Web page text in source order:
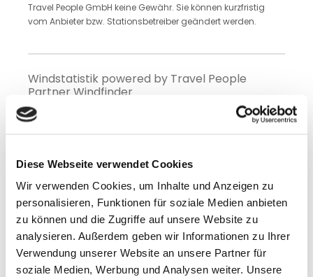
Diese Webseite verwendet Cookies
Wir verwenden Cookies, um Inhalte und Anzeigen zu
personalisieren, Funktionen für soziale Medien anbieten
zu können und die Zugriffe auf unsere Website zu
analysieren. Außerdem geben wir Informationen zu Ihrer
Verwendung unserer Website an unsere Partner für
soziale Medien, Werbung und Analysen weiter. Unsere
Travel People GmbH keine Gewähr. Sie können kurzfristig
vom Anbieter bzw. Stationsbetreiber geändert werden.
Windstatistik powered by Travel People
Partner Windfinder
DUOTONE Kites &
Kiteboards
Diese Equipment gibt es im FBC Kitecenter